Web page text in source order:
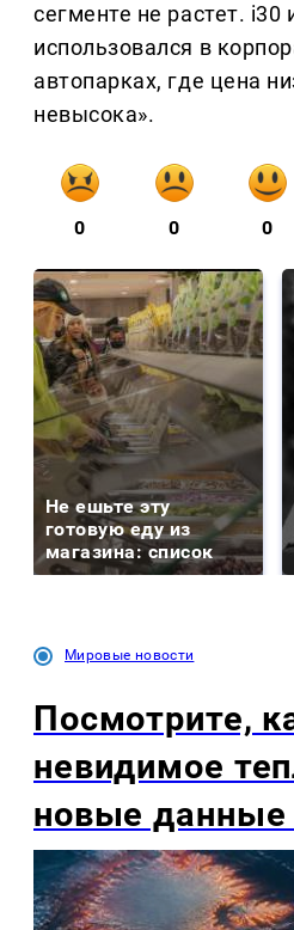
сегменте не растет. i30
использовался в
автопарках, где цена
невысока».
0 0 0
Не ешьте эту
готовую еду из
магазина: список
Мировые новости
Посмотрите,
невидимое
новые данные